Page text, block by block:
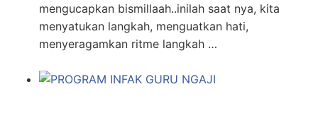
mengucapkan bismillaah..inilah saat nya, kita
menyatukan langkah, menguatkan hati,
menyeragamkan ritme langkah …